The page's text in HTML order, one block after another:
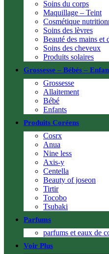
Soins du corps
Maquillage – Teint
Cosmétique
Soins des lèvres
Beauté des mains et
Soins des cheveux
Produits solaires
Grossesse – Bébés –
Grossesse
Allaitement
Bébé
Enfants
Produits Coréens
Cosrx
Anua
Nine less
Axis-y
Centella
Beauty of joseon
Tirtir
Tocobo
Tsubaki
Parfums
parfums et eaux de
Voir Plus